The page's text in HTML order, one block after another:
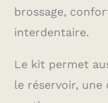
brossage,
interdentaire.
Le kit permet
le réservoir,